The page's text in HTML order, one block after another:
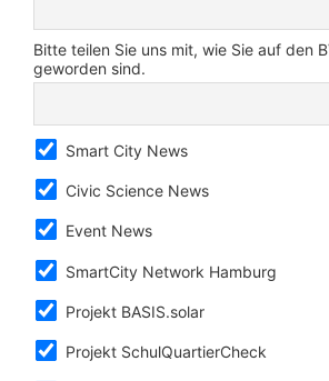
Bitte teilen Sie uns mit, wie Sie auf den
geworden sind.
Smart City News
Civic Science News
Event News
SmartCity Network Hamburg
Projekt BASIS.solar
Projekt SchulQuartierCheck